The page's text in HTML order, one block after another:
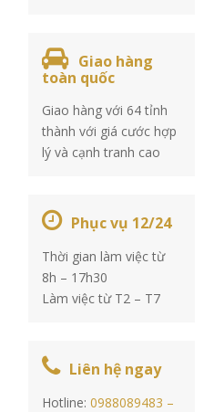
Giao hàng
toàn quốc
Giao hàng với 64 tỉnh
thành với giá cước hợp
lý và cạnh tranh cao
Phục vụ 12/24
Thời gian làm việc từ
8h – 17h30
Làm việc từ T2 – T7
Liên hệ ngay
Hotline:0988089483 –